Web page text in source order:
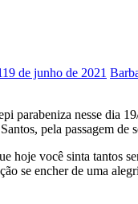
19 de junho de 2021
parabeniza nesse dia
pela passagem de
hoje você sinta tantos
se encher de uma